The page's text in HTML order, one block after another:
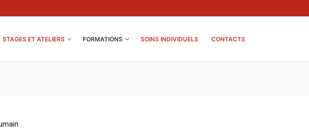
STAGES ET ATELIERS FORMATIONS SOINS INDIVIDUELS CONTACTS